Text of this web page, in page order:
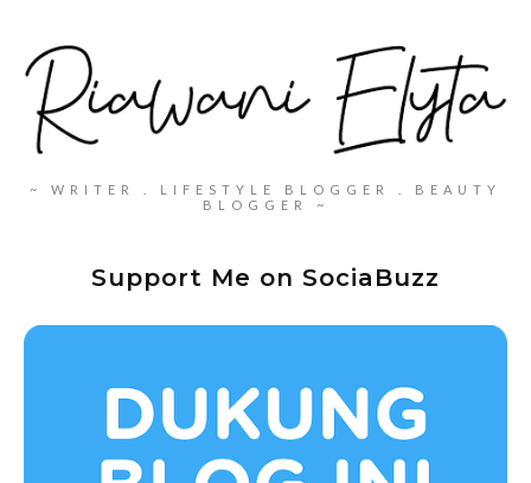
~ WRITER . LIFESTYLE BLOGGER . BEAUTY
BLOGGER ~
Support Me on SociaBuzz